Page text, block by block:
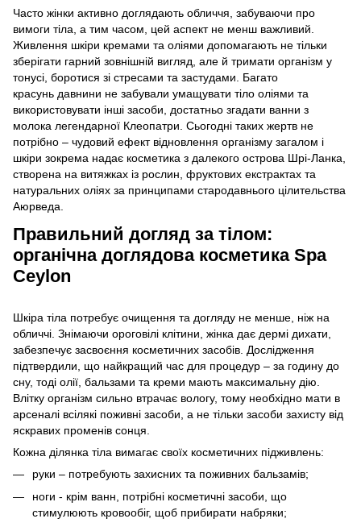
Часто жінки активно доглядають обличчя, забуваючи про
вимоги тіла, а тим часом, цей аспект не менш важливий.
Живлення шкіри кремами та оліями допомагають не тільки
зберігати гарний зовнішній вигляд, але й тримати організм у
тонусі, боротися зі стресами та застудами. Багато
красунь давнини не забували умащувати тіло оліями та
використовувати інші засоби, достатньо згадати ванни з
молока легендарної Клеопатри. Сьогодні таких жертв не
потрібно – чудовий ефект відновлення організму загалом і
шкіри зокрема надає косметика з далекого острова Шрі-Ланка,
створена на витяжках із рослин, фруктових екстрактах та
натуральних оліях за принципами стародавнього цілительства
Аюрведа.
Правильний догляд за тілом:
органічна доглядова косметика Spa
Ceylon
Шкіра тіла потребує очищення та догляду не менше, ніж на
обличчі. Знімаючи ороговілі клітини, жінка дає дермі дихати,
забезпечує засвоєння косметичних засобів. Дослідження
підтвердили, що найкращий час для процедур – за годину до
сну, тоді олії, бальзами та креми мають максимальну дію.
Влітку організм сильно втрачає вологу, тому необхідно мати в
арсеналі всілякі поживні засоби, а не тільки засоби захисту від
яскравих променів сонця.
Кожна ділянка тіла вимагає своїх косметичних підживлень:
руки – потребують захисних та поживних бальзамів;
ноги - крім ванн, потрібні косметичні засоби, що
стимулюють кровообіг, щоб прибирати набряки;